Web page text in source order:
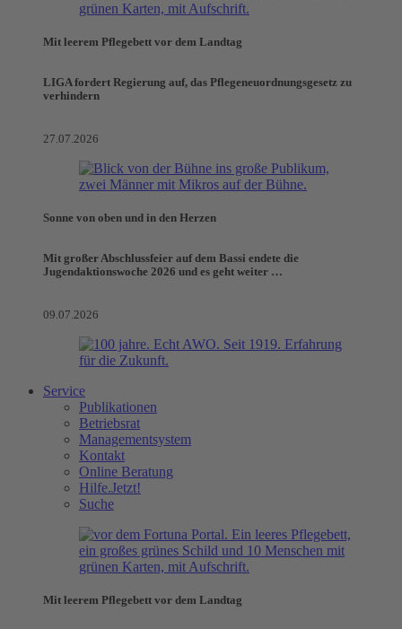
Mit leerem Pflegebett vor dem Landtag
LIGA fordert Regierung auf, das Pflegeneuordnungsgesetz zu
verhindern
27.07.2026
Sonne von oben und in den Herzen
Mit großer Abschlussfeier auf dem Bassi endete die
Jugendaktionswoche 2026 und es geht weiter …
09.07.2026
Service
Publikationen
Betriebsrat
Managementsystem
Kontakt
Online Beratung
Hilfe.Jetzt!
Suche
Mit leerem Pflegebett vor dem Landtag